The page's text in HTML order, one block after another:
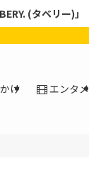
(タベリー)」
け エンタメ